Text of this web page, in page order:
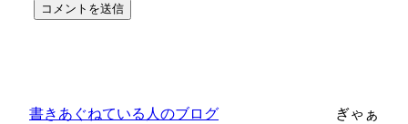
書きあぐねている人のブログ ぎゃぁ